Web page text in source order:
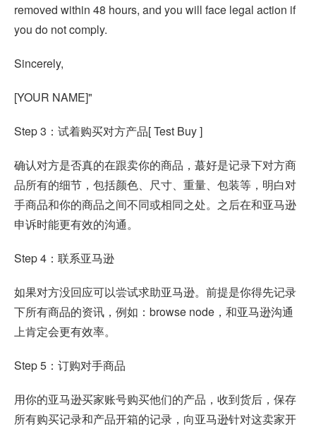
removed within 48 hours, and you will face legal action if
you do not comply.
Sincerely,
[YOUR NAME]"
Step 3：试着购买对方产品[ Test Buy ]
确认对方是否真的在跟卖你的商品，蕞好是记录下对方商
品所有的细节，包括颜色、尺寸、重量、包装等，明白对
手商品和你的商品之间不同或相同之处。之后在和亚马逊
申诉时能更有效的沟通。
Step 4：联系亚马逊
如果对方没回应可以尝试求助亚马逊。前提是你得先记录
下所有商品的资讯，例如：browse node，和亚马逊沟通
上肯定会更有效率。
Step 5：订购对手商品
用你的亚马逊买家账号购买他们的产品，收到货后，保存
所有购买记录和产品开箱的记录，向亚马逊针对这卖家开